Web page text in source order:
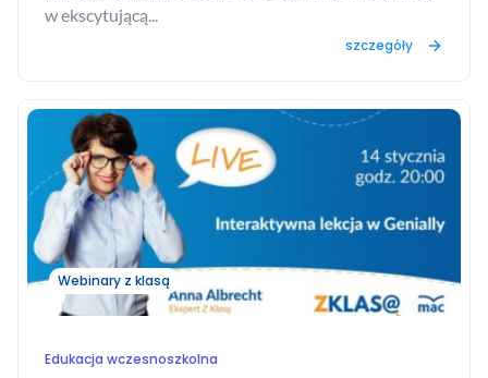
w ekscytującą...
szczegóły
Webinary z klasą
Edukacja wczesnoszkolna